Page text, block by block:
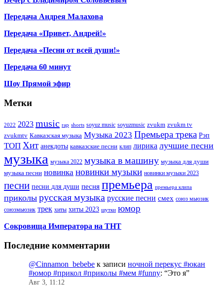
Передача Андрея Малахова
Передача «Привет, Андрей!»
Передача «Песни от всей души!»
Передача 60 минут
Шоу Прямой эфир
Метки
2022 2023 music rap shorts soyuz music soyuzmusic zvukm zvukm tv
zvukmtv Кавказская музыка Музыка 2023 Премьера трека Рэп
ТОП Хит анекдоты кавказские песни клип лирика лучшие песни
музыка музыка 2022 музыка в машину музыка для души
музыка песни новинка новинки музыки новинки музыки 2023
песни песни для души песня премьера премьера клипа
приколы русская музыка русские песни смех союз мьюзик
союзмьюзик трек хиты хиты 2023 шутки юмор
Сокровища Императора на ТНТ
Последние комментарии
@Cinnamon_bebebe к записи ночной перекус #юкан
#юмор #прикол #приколы #мем #funny: “Это я”
Авг 3, 11:12